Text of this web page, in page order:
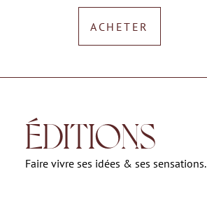
ACHETER
ÉDITIONS
Faire vivre ses idées & ses sensations.